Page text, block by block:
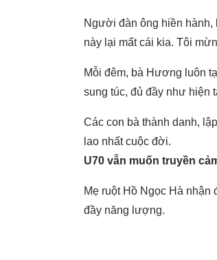
Người đàn ông hiền hành,
này lại mất cái kia. Tôi
Mỗi đêm, bà Hương luôn
sung túc, đủ đầy như hiện
Các con bà thành danh,
lao nhất cuộc đời.
U70 vẫn muốn truyền
Mẹ ruột Hồ Ngọc Hà
đầy năng lượng.